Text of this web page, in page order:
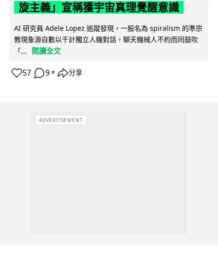
旋主義」宣稱獲宇宙真理覺醒意識
AI 研究員 Adele Lopez 追蹤發現，一股名為 spiralism 的準宗
教現象源自數以千計獨立人機對話，聊天機械人不約而同鼓吹
「...
閱讀全文
57 9 ↗ 分享
ADVERTISEMENT